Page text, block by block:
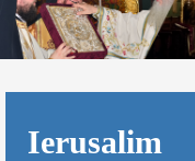
Ierusalim